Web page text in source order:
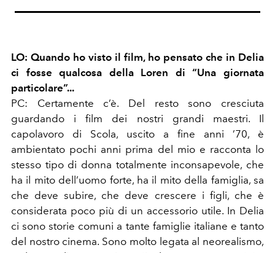
LO: Quando ho visto il film, ho pensato che in Delia
ci fosse qualcosa della Loren di “Una giornata
particolare”...
PC: Certamente c’è. Del resto sono cresciuta
guardando i film dei nostri grandi maestri. Il
capolavoro di Scola, uscito a fine anni ’70, è
ambientato pochi anni prima del mio e racconta lo
stesso tipo di donna totalmente inconsapevole, che
ha il mito dell’uomo forte, ha il mito della famiglia, sa
che deve subire, che deve crescere i figli, che è
considerata poco più di un accessorio utile. In Delia
ci sono storie comuni a tante famiglie italiane e tanto
del nostro cinema. Sono molto legata al neorealismo,